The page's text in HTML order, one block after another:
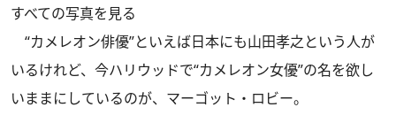
すべての写真を見る
“カメレオン俳優”といえば日本にも山田孝之という人が
いるけれど、今ハリウッドで“カメレオン女優”の名を欲し
いままにしているのが、マーゴット・ロビー。